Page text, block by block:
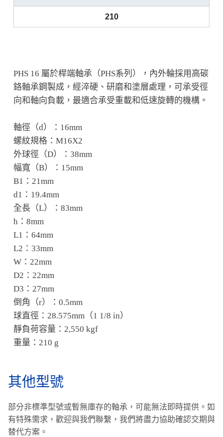
210
PHS 16 屬於桿端軸承（PHS系列），內外輪採用高碳
鉻軸承鋼製成，經淬硬、研磨和塗層處理，可承受徑
向和軸向負載，最適合承受重載和低速旋轉的機構。
軸徑（d）：16mm
螺紋規格：M16X2
外球徑（D）：38mm
幅寬（B）：15mm
B1：21mm
d1：19.4mm
全長（L）：83mm
h：8mm
L1：64mm
L2：33mm
W：22mm
D2：22mm
D3：27mm
倒角（r）：0.5mm
球直徑：28.575mm（1 1/8 in）
靜負荷容量：2,550 kgf
重量：210 g
其他型號
部分非標準型號或暫無庫存的軸承，可能無法即時提供。 如
有特殊需求，歡迎與我們聯繫，我們將盡力協助確認交期與
替代方案。